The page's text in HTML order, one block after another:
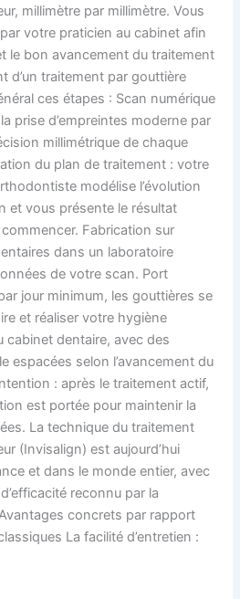
millimètre par millimètre. Vous
votre praticien au cabinet afin
le bon avancement du traitement
d’un traitement par gouttière
ces étapes : Scan numérique
prise d’empreintes moderne par
millimétrique de chaque
du plan de traitement : votre
modélise l’évolution
et vous présente le résultat
Fabrication sur
dans un laboratoire
de votre scan. Port
jour minimum, les gouttières se
et réaliser votre hygiène
cabinet dentaire, avec des
espacées selon l’avancement du
: après le traitement actif,
est portée pour maintenir la
La technique du traitement
(Invisalign) est aujourd’hui
et dans le monde entier, avec
reconnu par la
concrets par rapport
La facilité d’entretien :